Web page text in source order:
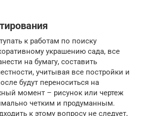
к работам по поиску
украшению сада, все
на бумагу, составить
учитывая все постройки и
будут переноситься на
момент – рисунок или чертеж
четким и продуманным.
к этому вопросу не следует,